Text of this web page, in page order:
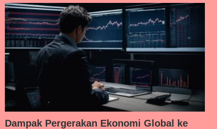
Dampak Pergerakan Ekonomi Global ke